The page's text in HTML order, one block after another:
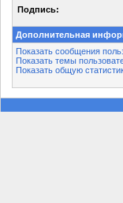
Подпись:
Дополнительная
Показать сообщения
Показать темы
Показать общую